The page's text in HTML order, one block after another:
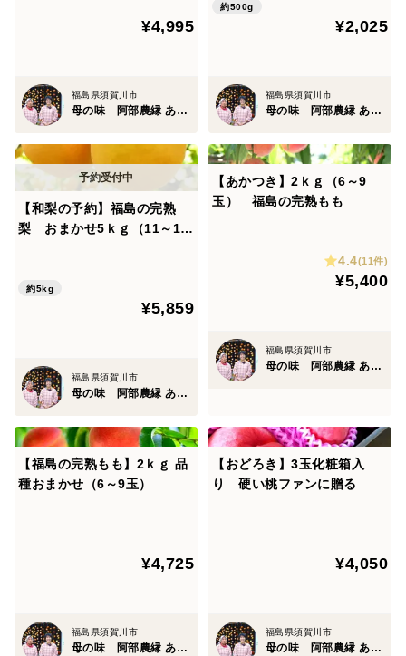
¥4,995
福島県須賀川市
母の味 阿部農縁 あべのうえん
約500g
¥2,025
福島県須賀川市
母の味 阿部農縁 あべのうえん
【和梨の予約】福島の完熟
梨 おまかせ5ｋｇ（11～16
定】
約5kg
¥5,859
福島県須賀川市
母の味 阿部農縁 あべのうえん
【あかつき】2ｋｇ（6～9
玉） 福島の完熟もも
4.4(11件)
¥5,400
福島県須賀川市
母の味 阿部農縁 あべのうえん
【福島の完熟もも】2ｋｇ 品
種おまかせ（6～9玉）
¥4,725
福島県須賀川市
母の味 阿部農縁 あべのうえん
【おどろき】3玉化粧箱入
り 硬い桃ファンに贈る
¥4,050
福島県須賀川市
母の味 阿部農縁 あべのうえん